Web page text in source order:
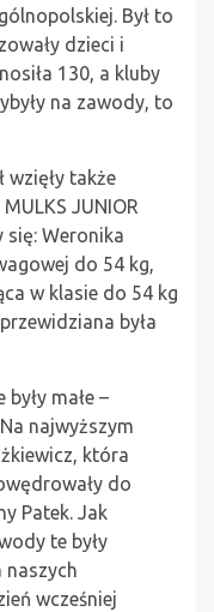
Był to
dzieci i
130, a kluby
na zawody, to
wzięły także
JUNIOR
się: Weronika
do 54 kg,
w klasie do 54 kg
była
małe –
najwyższym
która
do
Patek. Jak
te były
wcześniej